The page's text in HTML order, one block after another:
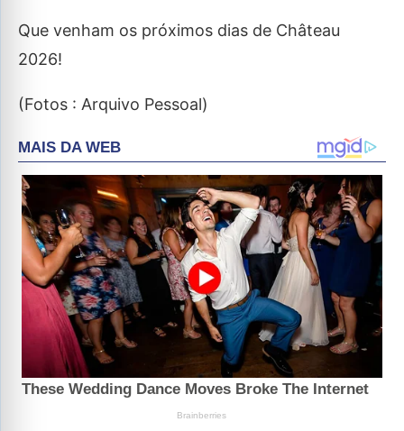
Que venham os próximos dias de Château
2026!
(Fotos : Arquivo Pessoal)